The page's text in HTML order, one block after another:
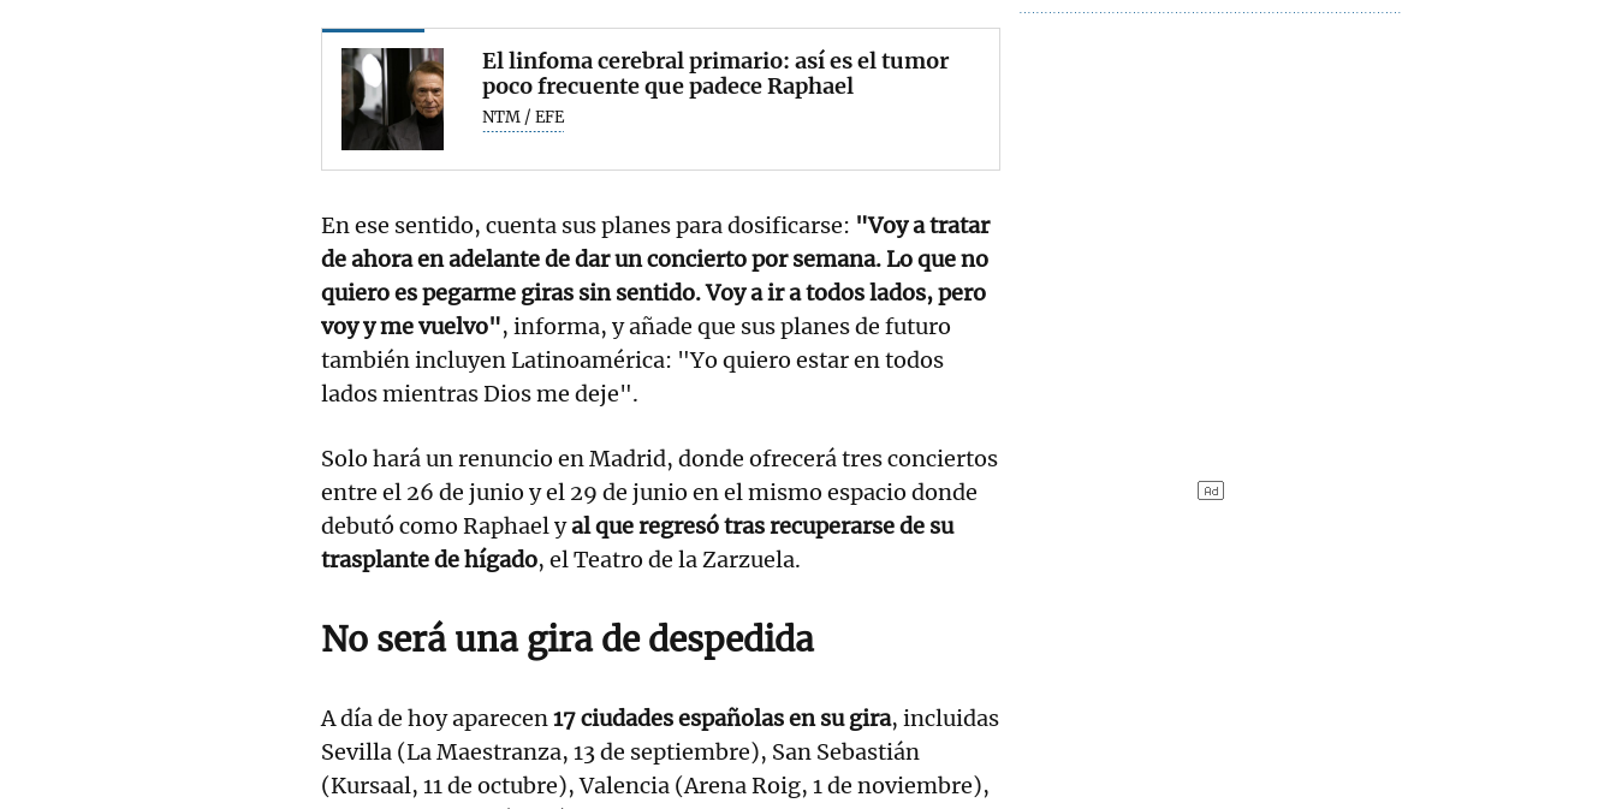
El linfoma cerebral primario: así es el tumor
poco frecuente que padece Raphael
NTM / EFE
En ese sentido, cuenta sus planes para dosificarse: "Voy a tratar
de ahora en adelante de dar un concierto por semana. Lo que no
quiero es pegarme giras sin sentido. Voy a ir a todos lados, pero
voy y me vuelvo", informa, y añade que sus planes de futuro
también incluyen Latinoamérica: "Yo quiero estar en todos
lados mientras Dios me deje".
Solo hará un renuncio en Madrid, donde ofrecerá tres conciertos
entre el 26 de junio y el 29 de junio en el mismo espacio donde
debutó como Raphael yal que regresó tras recuperarse de su
trasplante de hígado, el Teatro de la Zarzuela.
No será una gira de despedida
A día de hoy aparecen17 ciudades españolas en su gira, incluidas
Sevilla (La Maestranza, 13 de septiembre), San Sebastián
(Kursaal, 11 de octubre), Valencia (Arena Roig, 1 de noviembre),